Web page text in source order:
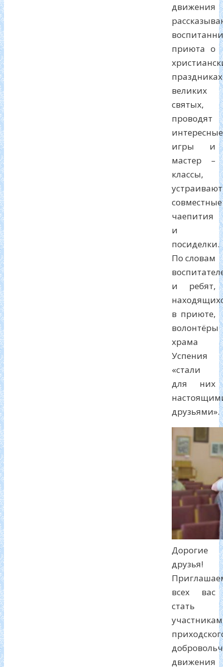
движения
приюта о
великих
святых,
проводят
интересные
игры и
мастер –
классы,
устраивают
совместные
чаепития
и
посиделки.
По словам
и ребят,
в приюте,
волонтёры
храма
Успения
«стали
для них
друзьями».
Дорогие
друзья!
всех вас
стать
движения